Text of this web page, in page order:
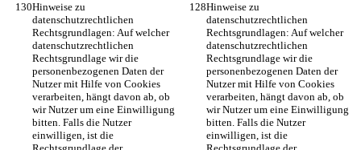
Hinweise zu
datenschutzrechtlichen
Rechtsgrundlagen: Auf welcher
datenschutzrechtlichen
Rechtsgrundlage wir die
personenbezogenen Daten der
Nutzer mit Hilfe von Cookies
verarbeiten, hängt davon ab, ob
wir Nutzer um eine Einwilligung
bitten. Falls die Nutzer
einwilligen, ist die
Hinweise zu
datenschutzrechtlichen
Rechtsgrundlagen: Auf welcher
datenschutzrechtlichen
Rechtsgrundlage wir die
personenbezogenen Daten der
Nutzer mit Hilfe von Cookies
verarbeiten, hängt davon ab, ob
wir Nutzer um eine Einwilligung
bitten. Falls die Nutzer
einwilligen, ist die